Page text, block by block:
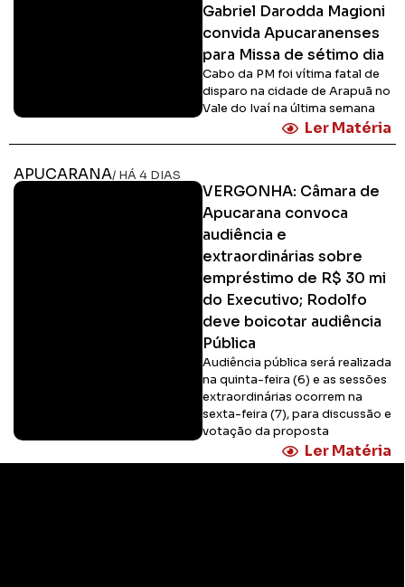
Gabriel Darodda Magioni
convida Apucaranenses
para Missa de sétimo dia
Cabo da PM foi vítima fatal de
disparo na cidade de Arapuã no
Vale do Ivaí na última semana
Ler Matéria
APUCARANA/ HÁ 4 DIAS
VERGONHA: Câmara de
Apucarana convoca
audiência e
extraordinárias sobre
empréstimo de R$ 30 mi
do Executivo; Rodolfo
deve boicotar audiência
Pública
Audiência pública será realizada
na quinta-feira (6) e as sessões
extraordinárias ocorrem na
sexta-feira (7), para discussão e
votação da proposta
Ler Matéria